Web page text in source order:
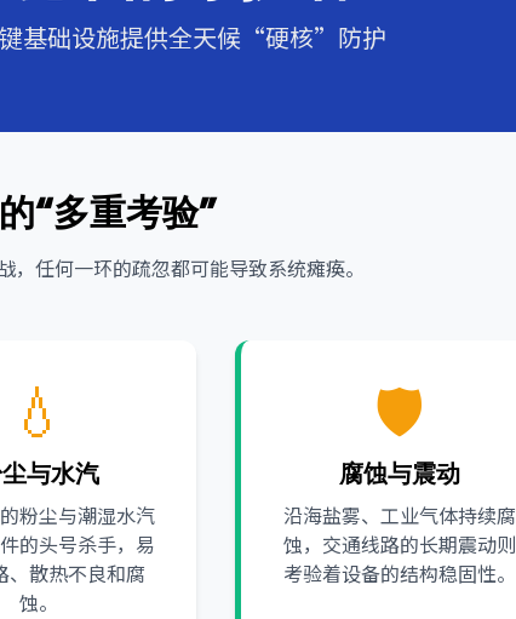
基础设施提供全天候“硬核”防护
“多重考验”
任何一环的疏忽都可能导致系统瘫痪。
💧
与水汽
粉尘与潮湿水汽
的头号杀手，易
、散热不良和腐
蚀。
🛡️
腐蚀与震动
沿海盐雾、工业气体持续腐
蚀，交通线路的长期震动则
考验着设备的结构稳固性。